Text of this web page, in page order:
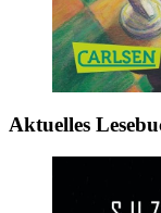
Aktuelles